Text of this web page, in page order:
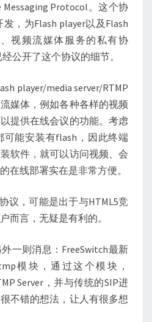
Messaging Protocol。这个协
，为Flash player以及Flash
视频流媒体服务的私有协
公开了这个协议的细节。
player/media server/RTMP
媒体，例如各种各样的视频
提供在线会议的功能。考虑
可能安装有flash，因此终端
软件，就可以访问视频、会
在线部署实在是非常方便。
议，可能是出于与HTML5竞
而言，无疑是有利的。
一则消息：FreeSwitch最新
模块，通过这个模块，
Server，并与传统的SIP进
不错的想法，让人有很多想